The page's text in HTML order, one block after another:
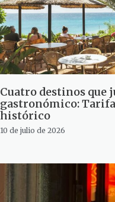
Cuatro destinos que
gastronómico:
histórico
10 de julio de 2026